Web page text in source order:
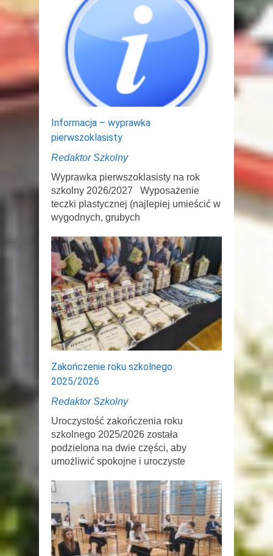
Informacja – wyprawka
pierwszoklasisty
Redaktor Szkolny
Wyprawka pierwszoklasisty na rok
szkolny 2026/2027 Wyposażenie
teczki plastycznej (najlepiej umieścić w
wygodnych, grubych
Zakończenie roku szkolnego
2025/2026
Redaktor Szkolny
Uroczystość zakończenia roku
szkolnego 2025/2026 została
podzielona na dwie części, aby
umożliwić spokojne i uroczyste